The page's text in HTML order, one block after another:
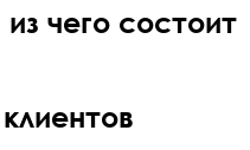
чего состоит